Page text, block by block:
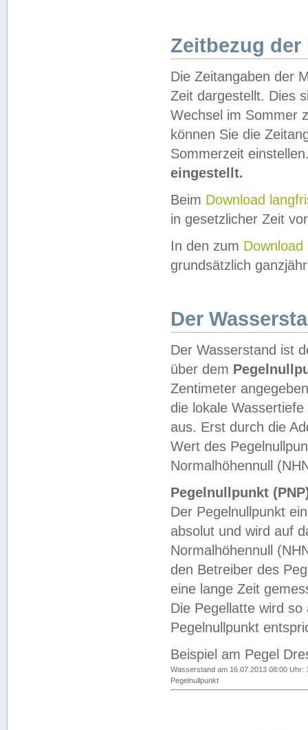
Zeitbezug der
Die Zeitangaben der
Zeit dargestellt. Dies
Wechsel im Sommer
können Sie die
Sommerzeit
eingestellt.
Beim Download
in gesetzlicher Zeit
In den zum Download
grundsätzlich
Der
Der Wasserstand ist
über dem
Zentimeter
die lokale
aus. Erst durch die
Wert des
Normalhöhennull
Pegelnullpunkt
Der Pegelnullpunkt
absolut und wird auf
Normalhöhennull
den Betreiber des
eine lange Zeit
Die Pegellatte wird
Pegelnullpunkt
Beispiel am Pegel
Wasserstand am 16.07.2013 08:00 Uhr:
Pegelnullpunkt